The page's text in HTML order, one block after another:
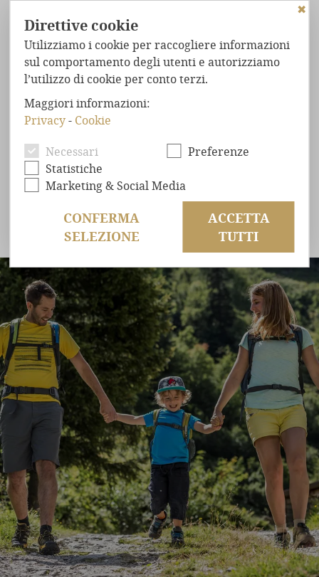
CHALETNEL BOSCO
BENESSEREASSOLUTO
POSIZIONEESCLUSIVA
RICHIESTA
HOME
SETTIMANE FAMIGLIARI CON
7 notti al prezzo di 6!
a persona da 2.520,00 €
✖
Direttive cookie
Utilizziamo i cookie per raccogliere informazioni
sul comportamento degli utenti e autorizziamo
l’utilizzo di cookie per conto terzi.
Maggiori informazioni:
Privacy- Cookie
Necessari
Preferenze
Statistiche
Marketing & Social Media
CONFERMA
SELEZIONE
ACCETTA
TUTTI